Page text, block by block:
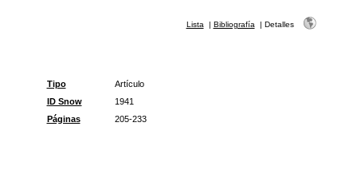
Lista | Bibliografía | Detalles
Tipo
Artículo
ID Snow
1941
Páginas
205-233